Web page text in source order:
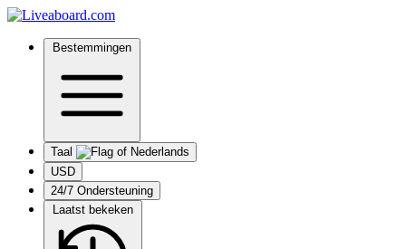
Bestemmingen
Taal
USD
24/7 Ondersteuning
Laatst bekeken